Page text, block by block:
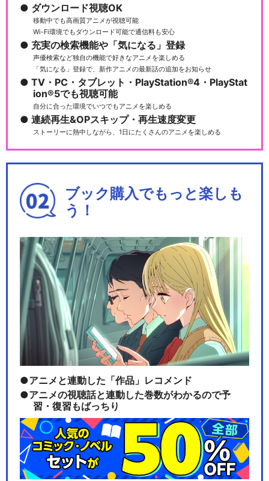
加州清光 単騎出陣2…
ミュージカル『刀剣乱舞』 ～
切膝丸 双騎出陣2…
ミュージカル『刀剣乱舞』 ～
葵咲本紀～
ミュージカル『刀剣乱舞』 歌
合 乱舞狂乱 20…
ミュージカル『刀剣乱舞』 髭
切膝丸 双騎出陣 …
ダウンロード視聴OK
移動中でも高画質アニメが視聴可能
Wi-Fi環境でもダウンロード可能で通信料も安心
充実の検索機能や「気になる」登録
声優検索など独自の機能で好きなアニメを楽しめる
「気になる」登録で、新作アニメの最新話の追加をお知らせ
TV・PC・タブレット・PlayStation®4・PlayStat
ion®5でも視聴可能
自分に合った環境でいつでもアニメを楽しめる
連続再生&OPスキップ・再生速度変更
ストーリーに熱中しながら、1日にたくさんのアニメを楽しめる
ブック購入でもっと楽しも
う！
アニメと連動した「作品」レコメンド
アニメの視聴話と連動した巻数がわかるので予
習・復習もばっちり